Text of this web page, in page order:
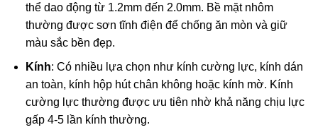
thể dao động từ 1.2mm đến 2.0mm. Bề mặt nhôm
thường được sơn tĩnh điện để chống ăn mòn và giữ
màu sắc bền đẹp.
Kính: Có nhiều lựa chọn như kính cường lực, kính dán
an toàn, kính hộp hút chân không hoặc kính mờ. Kính
cường lực thường được ưu tiên nhờ khả năng chịu lực
gấp 4-5 lần kính thường.